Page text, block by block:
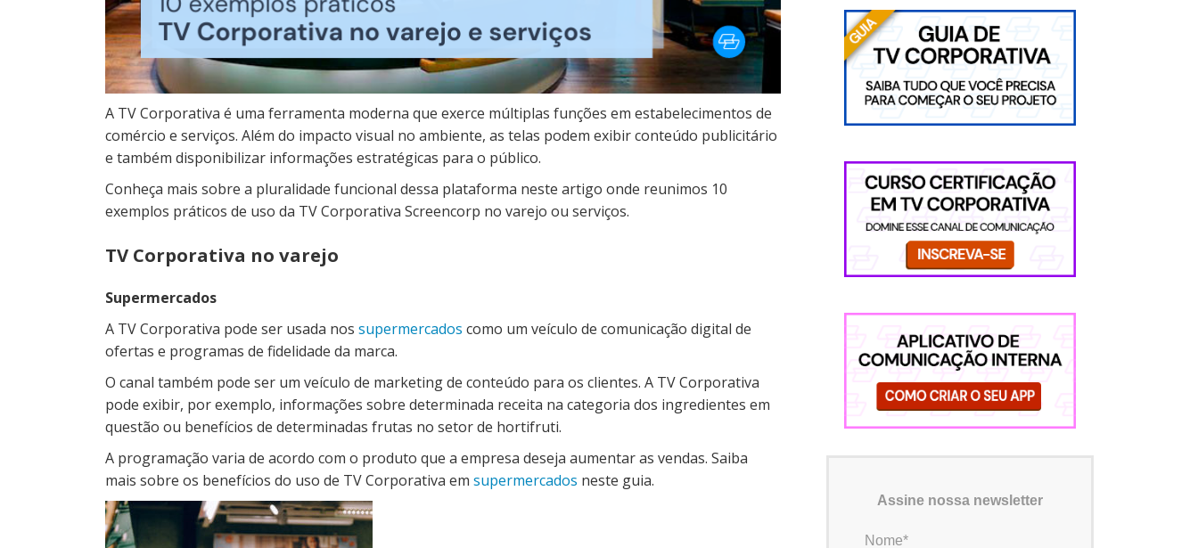
A TV Corporativa é uma ferramenta moderna que exerce múltiplas funções em estabelecimentos de
comércio e serviços. Além do impacto visual no ambiente, as telas podem exibir conteúdo publicitário
e também disponibilizar informações estratégicas para o público.
Conheça mais sobre a pluralidade funcional dessa plataforma neste artigo onde reunimos 10
exemplos práticos de uso da TV Corporativa Screencorp no varejo ou serviços.
TV Corporativa no varejo
Supermercados
A TV Corporativa pode ser usada nos supermercados como um veículo de comunicação digital de
ofertas e programas de fidelidade da marca.
O canal também pode ser um veículo de marketing de conteúdo para os clientes. A TV Corporativa
pode exibir, por exemplo, informações sobre determinada receita na categoria dos ingredientes em
questão ou benefícios de determinadas frutas no setor de hortifruti.
A programação varia de acordo com o produto que a empresa deseja aumentar as vendas. Saiba
mais sobre os benefícios do uso de TV Corporativa em supermercados neste guia.
Assine nossa newsletter
Nome*